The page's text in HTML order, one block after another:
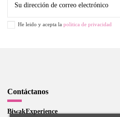
He leido y acepta la politica de privacidad
Contáctanos
BiwakExperience